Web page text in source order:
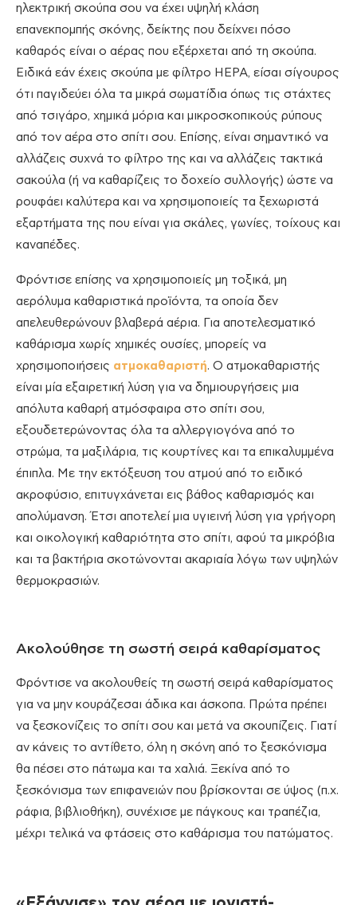
ηλεκτρική σκούπα σου να έχει υψηλή κλάση
επανεκπομπής σκόνης, δείκτης που δείχνει πόσο
καθαρός είναι ο αέρας που εξέρχεται από τη σκούπα.
Ειδικά εάν έχεις σκούπα με φίλτρο HEPA, είσαι σίγουρος
ότι παγιδεύει όλα τα μικρά σωματίδια όπως τις στάχτες
από τσιγάρο, χημικά μόρια και μικροσκοπικούς ρύπους
από τον αέρα στο σπίτι σου. Επίσης, είναι σημαντικό να
αλλάζεις συχνά το φίλτρο της και να αλλάζεις τακτικά
σακούλα (ή να καθαρίζεις το δοχείο συλλογής) ώστε να
ρουφάει καλύτερα και να χρησιμοποιείς τα ξεχωριστά
εξαρτήματα της που είναι για σκάλες, γωνίες, τοίχους και
καναπέδες.
Φρόντισε επίσης να χρησιμοποιείς μη τοξικά, μη
αερόλυμα καθαριστικά προϊόντα, τα οποία δεν
απελευθερώνουν βλαβερά αέρια. Για αποτελεσματικό
καθάρισμα χωρίς χημικές ουσίες, μπορείς να
χρησιμοποιήσεις ατμοκαθαριστή. Ο ατμοκαθαριστής
είναι μία εξαιρετική λύση για να δημιουργήσεις μια
απόλυτα καθαρή ατμόσφαιρα στο σπίτι σου,
εξουδετερώνοντας όλα τα αλλεργιογόνα από το
στρώμα, τα μαξιλάρια, τις κουρτίνες και τα επικαλυμμένα
έπιπλα. Με την εκτόξευση του ατμού από το ειδικό
ακροφύσιο, επιτυγχάνεται εις βάθος καθαρισμός και
απολύμανση. Έτσι αποτελεί μια υγιεινή λύση για γρήγορη
και οικολογική καθαριότητα στο σπίτι, αφού τα μικρόβια
και τα βακτήρια σκοτώνονται ακαριαία λόγω των υψηλών
θερμοκρασιών.
Ακολούθησε τη σωστή σειρά καθαρίσματος
Φρόντισε να ακολουθείς τη σωστή σειρά καθαρίσματος
για να μην κουράζεσαι άδικα και άσκοπα. Πρώτα πρέπει
να ξεσκονίζεις το σπίτι σου και μετά να σκουπίζεις. Γιατί
αν κάνεις το αντίθετο, όλη η σκόνη από το ξεσκόνισμα
θα πέσει στο πάτωμα και τα χαλιά. Ξεκίνα από το
ξεσκόνισμα των επιφανειών που βρίσκονται σε ύψος (π.χ.
ράφια, βιβλιοθήκη), συνέχισε με πάγκους και τραπέζια,
μέχρι τελικά να φτάσεις στο καθάρισμα του πατώματος.